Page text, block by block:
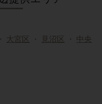
大宮区 ・ 見沼区 ・ 中央